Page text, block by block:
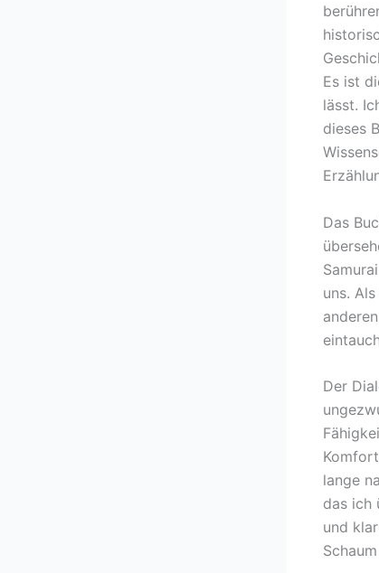
Es ist
lässt.
dieses
Das
uns.
Der
lange
das ich
und